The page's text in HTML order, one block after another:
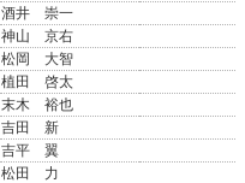
酒井 崇一
神山 京右
松岡 大智
植田 啓太
末木 裕也
吉田 新
吉平 翼
松田 力